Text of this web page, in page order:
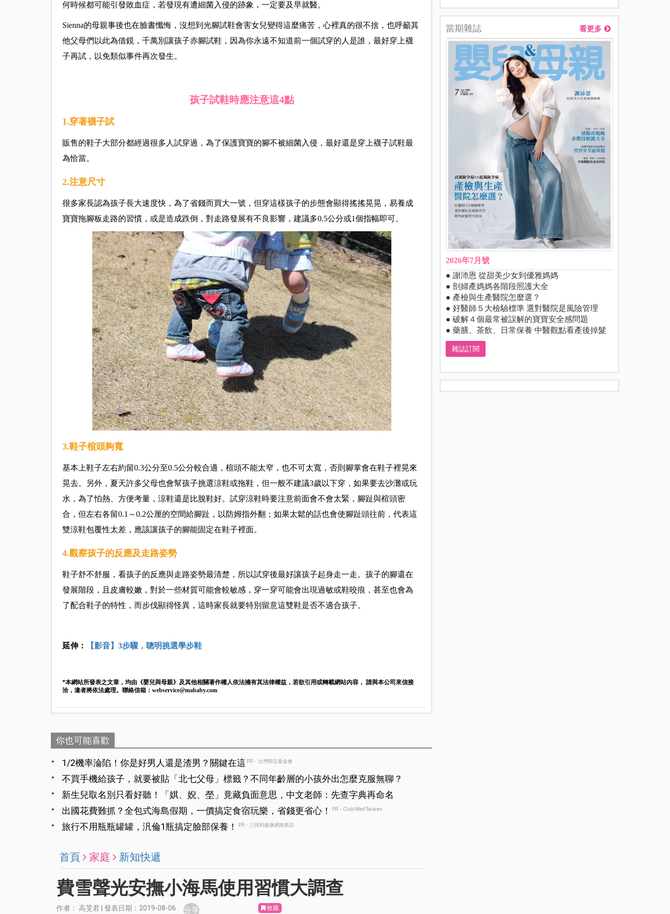
何時候都可能引發敗血症，若發現有遭細菌入侵的跡象，一定要及早就醫。
Sienna的母親事後也在臉書懺悔，沒想到光腳試鞋會害女兒變得這麼痛苦，心裡真的很不捨，也呼籲其
他父母們以此為借鏡，千萬別讓孩子赤腳試鞋，因為你永遠不知道前一個試穿的人是誰，最好穿上襪
子再試，以免類似事件再次發生。
孩子試鞋時應注意這4點
1.穿著襪子試
販售的鞋子大部分都經過很多人試穿過，為了保護寶寶的腳不被細菌入侵，最好還是穿上襪子試鞋最
為恰當。
2.注意尺寸
很多家長認為孩子長大速度快，為了省錢而買大一號，但穿這樣孩子的步態會顯得搖搖晃晃，易養成
寶寶拖腳板走路的習慣，或是造成跌倒，對走路發展有不良影響，建議多0.5公分或1個指幅即可。
3.鞋子楦頭夠寬
基本上鞋子左右約留0.3公分至0.5公分較合適，楦頭不能太窄，也不可太寬，否則腳掌會在鞋子裡晃來
晃去。另外，夏天許多父母也會幫孩子挑選涼鞋或拖鞋，但一般不建議3歲以下穿，如果要去沙灘或玩
水，為了怕熱、方便考量，涼鞋還是比脫鞋好。試穿涼鞋時要注意前面會不會太緊，腳趾與楦頭密
合，但左右各留0.1～0.2公厘的空間給腳趾，以防姆指外翻；如果太鬆的話也會使腳趾頭往前，代表這
雙涼鞋包覆性太差，應該讓孩子的腳能固定在鞋子裡面。
4.觀察孩子的反應及走路姿勢
鞋子舒不舒服，看孩子的反應與走路姿勢最清楚，所以試穿後最好讓孩子起身走一走。孩子的腳還在
發展階段，且皮膚較嫩，對於一些材質可能會較敏感，穿一穿可能會出現過敏或鞋咬痕，甚至也會為
了配合鞋子的特性，而步伐顯得怪異，這時家長就要特別留意這雙鞋是否不適合孩子。
延伸： 【影音】3步驟，聰明挑選學步鞋
*本網站所發表之文章，均由《嬰兒與母親》及其他相關著作權人依法擁有其法律權益，若欲引用或轉載網站內容， 請與本公司來信接
洽，違者將依法處理。聯絡信箱： webservice@mababy.com
你也可能喜歡
1/2機率淪陷！你是好男人還是渣男？關鍵在這 PR・台灣癌症基金會
不買手機給孩子，就要被貼「北七父母」標籤？不同年齡層的小孩外出怎麼克服無聊？
新生兒取名別只看好聽！「娸、婗、塋」竟藏負面意思，中文老師：先查字典再命名
出國花費難抓？全包式海島假期，一價搞定食宿玩樂，省錢更省心！
PR・Club Med Taiwan
旅行不用瓶瓶罐罐，汎倫1瓶搞定臉部保養！ PR・三得利健康網路商店
首頁 家庭 新知快遞
費雪聲光安撫小海馬使用習慣大調查
作者： 高旻君 | 發表日期：2019-08-06 分享 收藏
當期雜誌 看更多
2026年7月號
● 謝沛恩 從甜美少女到優雅媽媽
● 剖婦產媽媽各階段照護大全
● 產檢與生產醫院怎麼選？
● 好醫師５大檢驗標準 選對醫院是風險管理
● 破解４個最常被誤解的寶寶安全感問題
● 藥膳、茶飲、日常保養 中醫觀點看產後掉髮
雜誌訂閱